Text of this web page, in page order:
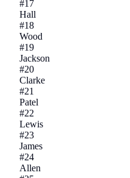
#17
Hall
#18
Wood
#19
Jackson
#20
Clarke
#21
Patel
#22
Lewis
#23
James
#24
Allen